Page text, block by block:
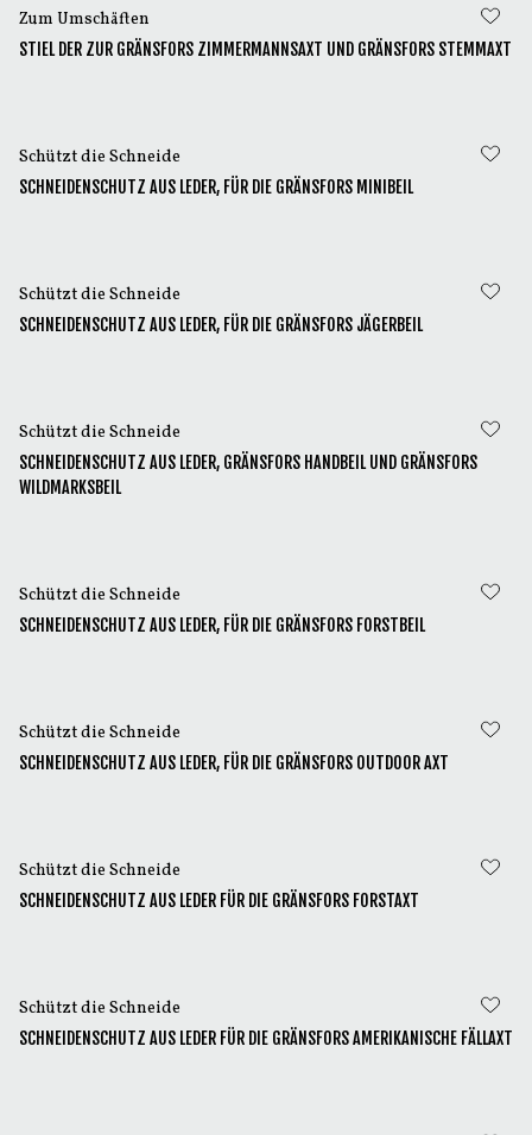
Zum Umschäften
STIEL DER ZUR GRÄNSFORS ZIMMERMANNSAXT UND GRÄNSFORS STEMMAXT
Schützt die Schneide
SCHNEIDENSCHUTZ AUS LEDER, FÜR DIE GRÄNSFORS MINIBEIL
Schützt die Schneide
SCHNEIDENSCHUTZ AUS LEDER, FÜR DIE GRÄNSFORS JÄGERBEIL
Schützt die Schneide
SCHNEIDENSCHUTZ AUS LEDER, GRÄNSFORS HANDBEIL UND GRÄNSFORS
WILDMARKSBEIL
Schützt die Schneide
SCHNEIDENSCHUTZ AUS LEDER, FÜR DIE GRÄNSFORS FORSTBEIL
Schützt die Schneide
SCHNEIDENSCHUTZ AUS LEDER, FÜR DIE GRÄNSFORS OUTDOOR AXT
Schützt die Schneide
SCHNEIDENSCHUTZ AUS LEDER FÜR DIE GRÄNSFORS FORSTAXT
Schützt die Schneide
SCHNEIDENSCHUTZ AUS LEDER FÜR DIE GRÄNSFORS AMERIKANISCHE FÄLLAXT